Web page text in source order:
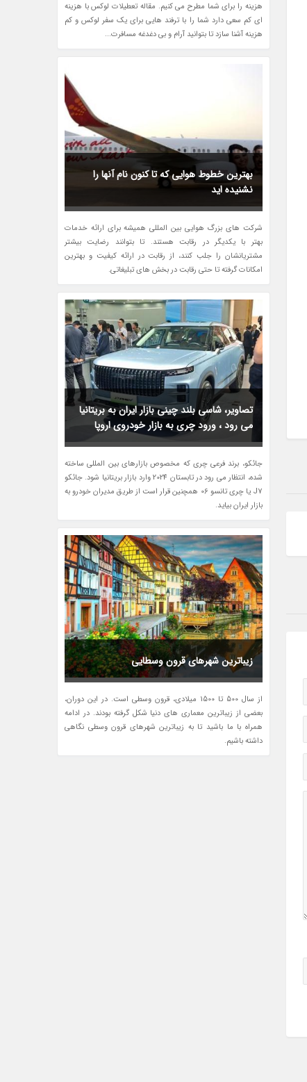
هزینه را برای شما مطرح می کنیم. مقاله تعطیلات لوکس با هزینه
ای کم سعی دارد شما را با ترفند هایی برای یک سفر لوکس و کم
هزینه آشنا سازد تا بتوانید آرام و بی دغدغه مسافرت...
بهترین خطوط هوایی که تا کنون نام آنها را
نشنیده اید
شرکت های بزرگ هوایی بین المللی همیشه برای ارائه خدمات
بهتر با یکدیگر در رقابت هستند. تا بتوانند رضایت بیشتر
مشتریانشان را جلب کنند، از رقابت در ارائه کیفیت و بهترین
امکانات گرفته تا حتی رقابت در بخش های تبلیغاتی.
تصاویر، شاسی بلند چینی بازار ایران به بریتانیا
می رود ، ورود چری به بازار خودروی اروپا
جائکو، برند فرعی چری که مخصوص بازارهای بین المللی ساخته
شده، انتظار می رود در تابستان 2024 وارد بازار بریتانیا شود. جائکو
J7 یا چری تانسو 06 همچنین قرار است از طریق مدیران خودرو به
بازار ایران بیاید.
زیباترین شهرهای قرون وسطایی
از سال 500 تا 1500 میلادی، قرون وسطی است. در این دوران،
بعضی از زیباترین معماری های دنیا شکل گرفته بودند. در ادامه
همراه با ما باشید تا به زیباترین شهرهای قرون وسطی نگاهی
داشته باشیم.